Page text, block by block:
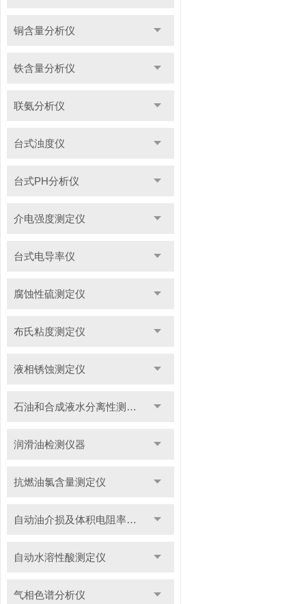
铜含量分析仪
铁含量分析仪
联氨分析仪
台式浊度仪
台式PH分析仪
介电强度测定仪
台式电导率仪
腐蚀性硫测定仪
布氏粘度测定仪
液相锈蚀测定仪
石油和合成液水分离性测定仪
润滑油检测仪器
抗燃油氯含量测定仪
自动油介损及体积电阻率测定仪
自动水溶性酸测定仪
气相色谱分析仪